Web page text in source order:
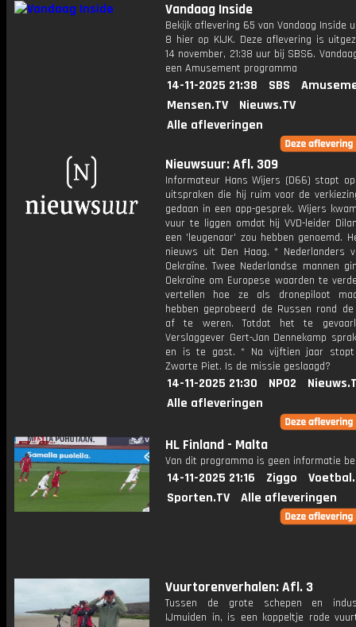
Vandaag Inside
Bekijk aflevering 65 van Vandaag Inside
8 hier op KIJK. Deze aflevering is
14 november, 21:38 uur bij SBS6.
een Amusement programma
14-11-2025 21:38 SBS
Mensen.TV
Nieuws.TV
Alle afleveringen
Nieuwsuur: Afl. 309
Informateur Hans Wijers (D66) stapt
uitspraken die hij ruim voor de
gedaan in een app-gesprek. Wijers
vuur te liggen omdat hij VVD-leider
een 'leugenaar' zou hebben genoemd.
nieuws uit Den Haag. * Nederlanders
Oekraïne. Twee Nederlandse mannen
Oekraïne om Europese waarden te
vertellen hoe ze als dronepiloot
hebben geprobeerd de Russen rond de
af te weren. Totdat het te
Verslaggever Gert-Jan Dennekamp
en is te gast. * Na vijftien jaar stopt
Zwarte Piet. Is de missie geslaagd?
14-11-2025 21:30 NPO2
Alle afleveringen
HL Finland - Malta
Van dit programma is geen informatie
14-11-2025 21:16 Ziggo
Sporten.TV
Alle afleveringen
Vuurtorenverhalen: Afl. 3
Tussen de grote schepen en
IJmuiden in, is een koppeltje rode